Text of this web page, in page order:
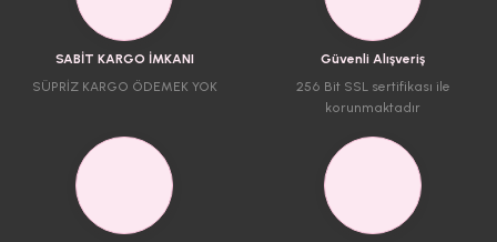
SABİT KARGO İMKANI
SÜPRİZ KARGO ÖDEMEK YOK
Güvenli Alışveriş
256 Bit SSL sertifikası ile
korunmaktadır